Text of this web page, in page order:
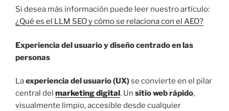
Si desea más información puede leer nuestro artículo:
¿Qué es el LLM SEO y cómo se relaciona con el AEO?
Experiencia del usuario y diseño centrado en las
personas
Laexperiencia del usuario (UX)se convierte en el pilar
central del marketing digital. Un sitio web rápido,
visualmente limpio, accesible desde cualquier